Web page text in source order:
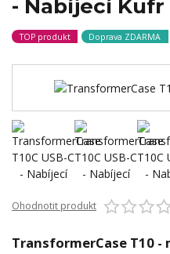
- Nabíjecí Kufr
TOP produkt Doprava ZDARMA
Ohodnotit produkt
TransformerCase T10 -